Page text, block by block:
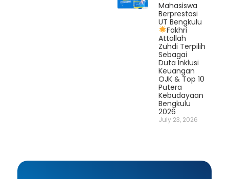
Mahasiswa
Berprestasi
UT Bengkulu
Fakhri
Attallah
Zuhdi Terpilih
Sebagai
Duta Inklusi
Keuangan
OJK & Top 10
Putera
Kebudayaan
Bengkulu
2026
July 23, 2026